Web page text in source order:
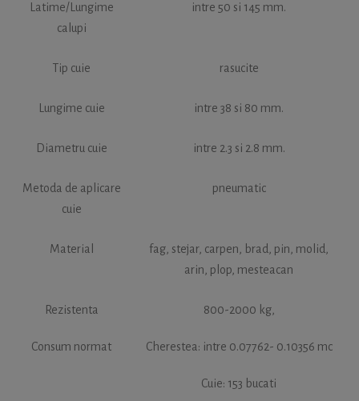
Latime/Lungime
calupi
intre 50 si 145 mm.
Tip cuie rasucite
Lungime cuie intre 38 si 80 mm.
Diametru cuie intre 2.3 si 2.8 mm.
Metoda de aplicare
cuie
pneumatic
Material
fag, stejar, carpen, brad, pin, molid,
arin, plop, mesteacan
Rezistenta
Consum normat
800-2000 kg,
Cherestea: intre 0.07762- 0.10356 mc
Cuie: 153 bucati